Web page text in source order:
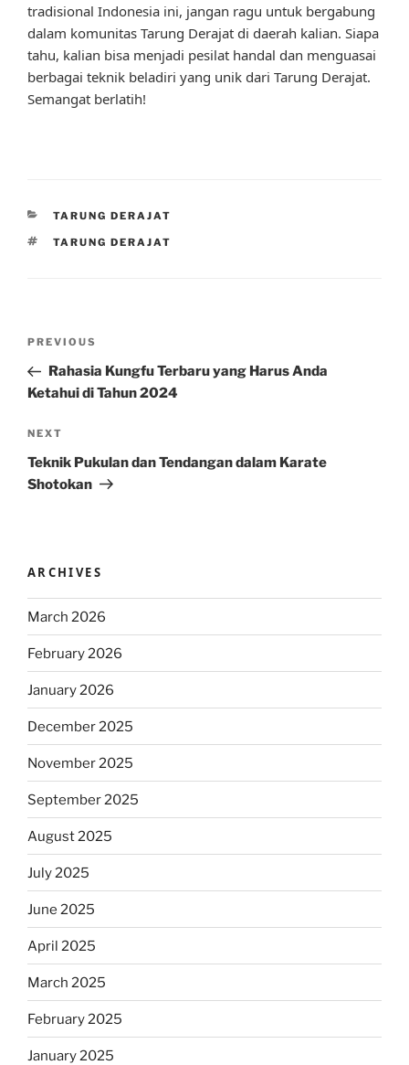
tradisional Indonesia ini, jangan ragu untuk bergabung
dalam komunitas Tarung Derajat di daerah kalian. Siapa
tahu, kalian bisa menjadi pesilat handal dan menguasai
berbagai teknik beladiri yang unik dari Tarung Derajat.
Semangat berlatih!
CATEGORIES
TARUNG DERAJAT
TAGS
TARUNG DERAJAT
Previous
Post
PREVIOUS
Rahasia Kungfu Terbaru yang Harus Anda
Ketahui di Tahun 2024
Next
Post
NEXT
Teknik Pukulan dan Tendangan dalam Karate
Shotokan
ARCHIVES
March 2026
February 2026
January 2026
December 2025
November 2025
September 2025
August 2025
July 2025
June 2025
April 2025
March 2025
February 2025
January 2025